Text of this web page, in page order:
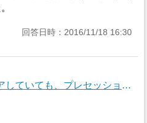
回答日時：2016/11/18 16:30
IELTSのスコアをクリアしていても、プレセッショナルコースに行ったほうが良いでしょうか?それとも日本でアカデミックイングリッシュの講座をとっても大丈夫でしょうか?